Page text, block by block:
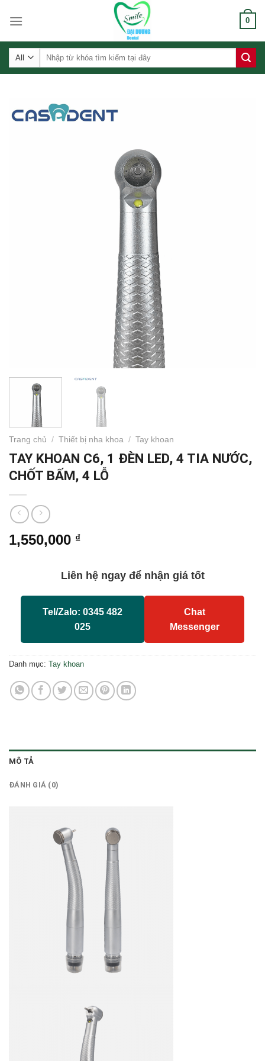
0
Tìm
kiếm:
Trang chủ / Thiết bị nha khoa / Tay khoan
TAY KHOAN C6, 1 ĐÈN LED, 4 TIA NƯỚC,
CHỐT BẤM, 4 LỖ
1,550,000 ₫
Liên hệ ngay để nhận giá tốt
Tel/Zalo: 0345 482
025
Chat
Messenger
Danh mục: Tay khoan
MÔ TẢ
ĐÁNH GIÁ (0)